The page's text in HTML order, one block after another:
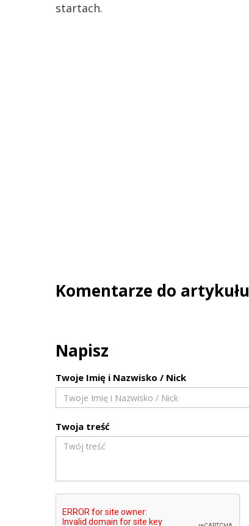
startach.
Komentarze do artykułu
Napisz
Twoje Imię i Nazwisko / Nick
Twoja treść